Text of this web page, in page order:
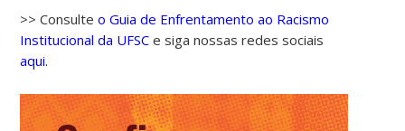
>> Consulteo Guia de Enfrentamento ao Racismo
Institucional da UFSC e siga nossas redes sociais
aqui.
02:00
03:00